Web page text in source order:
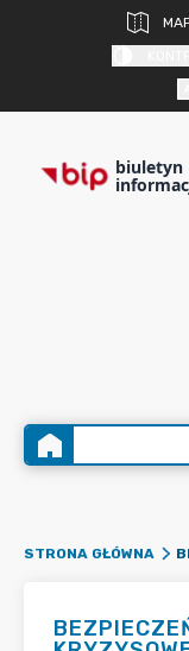
biuletyn
STRONA GŁÓWNA